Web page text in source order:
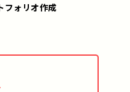
フォリオ作成